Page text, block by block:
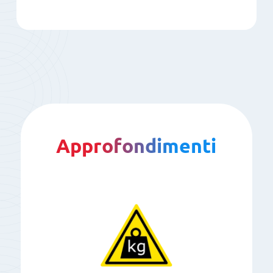
Approfondimenti